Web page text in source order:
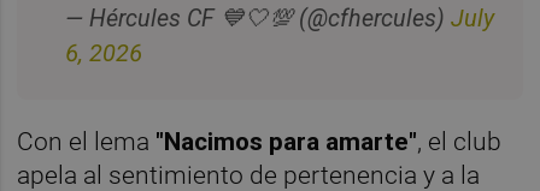
— Hércules CF 💙🤍💯 (@cfhercules)July
6, 2026
Con el lema "Nacimos para amarte", el club
apela al sentimiento de pertenencia y a la